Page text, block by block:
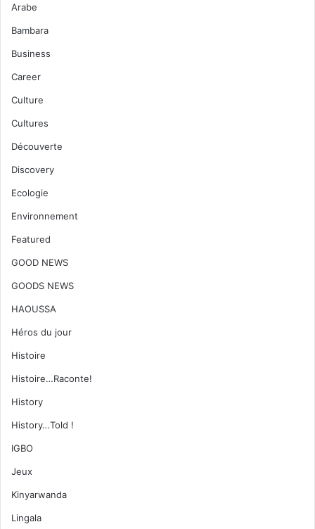
Arabe
Bambara
Business
Career
Culture
Cultures
Découverte
Discovery
Ecologie
Environnement
Featured
GOOD NEWS
GOODS NEWS
HAOUSSA
Héros du jour
Histoire
Histoire…Raconte!
History
History…Told !
IGBO
Jeux
Kinyarwanda
Lingala